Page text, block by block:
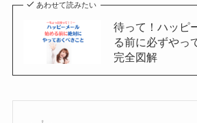
あわせて読みたい
待って！ハッピ
る前に必ずやっ
完全図解